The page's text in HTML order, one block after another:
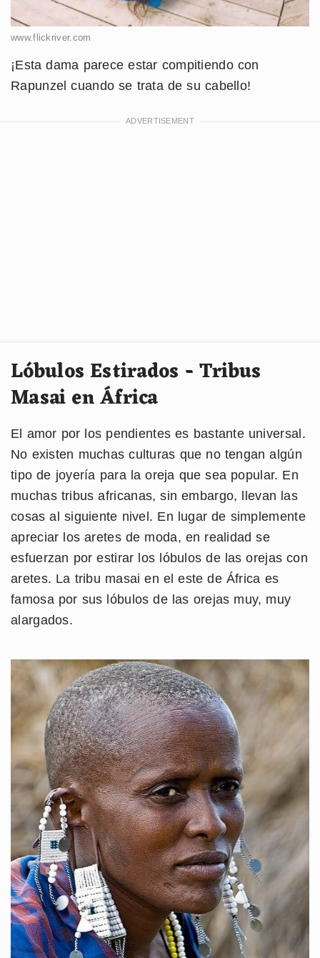
www.flickriver.com
¡Esta dama parece estar compitiendo con
Rapunzel cuando se trata de su cabello!
Lóbulos Estirados - Tribus
Masai en África
El amor por los pendientes es bastante universal.
No existen muchas culturas que no tengan algún
tipo de joyería para la oreja que sea popular. En
muchas tribus africanas, sin embargo, llevan las
cosas al siguiente nivel. En lugar de simplemente
apreciar los aretes de moda, en realidad se
esfuerzan por estirar los lóbulos de las orejas con
aretes. La tribu masai en el este de África es
famosa por sus lóbulos de las orejas muy, muy
alargados.